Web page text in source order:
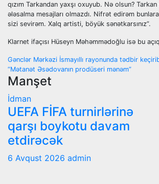
qızım Tarkandan yaxşı oxuyub. Nə olsun?
ələsalma mesajları olmazdı. Nifrət edirəm
sizi sevirəm. Xalq artisti, böyük sənətkarsınız”.
Klarnet ifaçısı Hüseyn Məhəmmədoğlu isə bu
Yazı
naviqasiyası
Gənclər Mərkəzi İsmayıllı rayonunda tədbir
“Mətanət Əsədovanın prodüseri mənəm”
Manşet
İdman
UEFA FİFA turnirlərinə
qarşı boykotu davam
etdirəcək
6 Avqust 2026 admin